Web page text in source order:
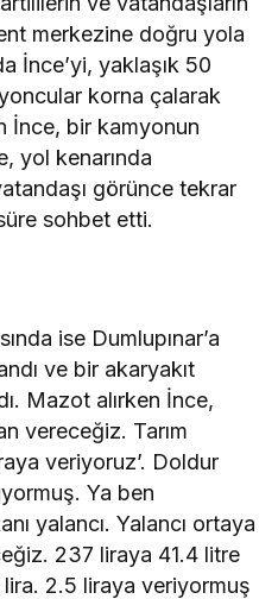
merkezine doğru yola
İnce’yi, yaklaşık 50
korna çalarak
İnce, bir kamyonun
yol kenarında
görünce tekrar
sohbet etti.
ise Dumlupınar’a
ve bir akaryakıt
Mazot alırken İnce,
vereceğiz. Tarım
veriyoruz’. Doldur
Ya ben
yalancı. Yalancı ortaya
237 liraya 41.4 litre
2.5 liraya veriyormuş